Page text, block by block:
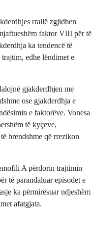
rrallë zgjidhen
faktor VIII për të
ka tendencë të
edhe lëndimet e
gjakderdhjen me
ose gjakderdhja e
e faktorëve. Vonesa
të kyçeve,
brendshme që rrezikon
A përdorin trajtimin
të parandaluar episodet e
ka përmirësuar ndjeshëm
afatgjata.